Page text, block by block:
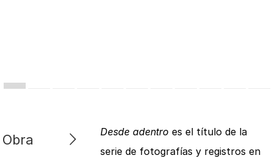
Obra Desde adentro es el título de la
serie de fotografías y registros en